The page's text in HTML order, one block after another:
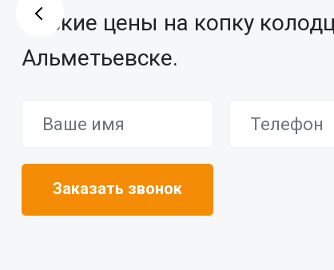
Низкие цены на копку
Альметьевске.